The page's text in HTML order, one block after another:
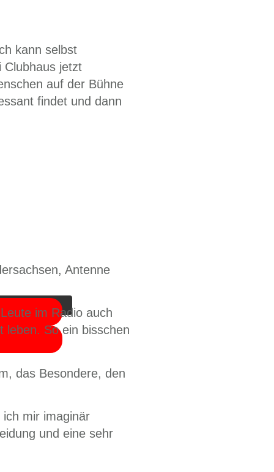
kann selbst
Clubhaus jetzt
auf der Bühne
findet und dann
Antenne
im Radio auch
leben. So ein bisschen
das Besondere, den
mir imaginär
und eine sehr